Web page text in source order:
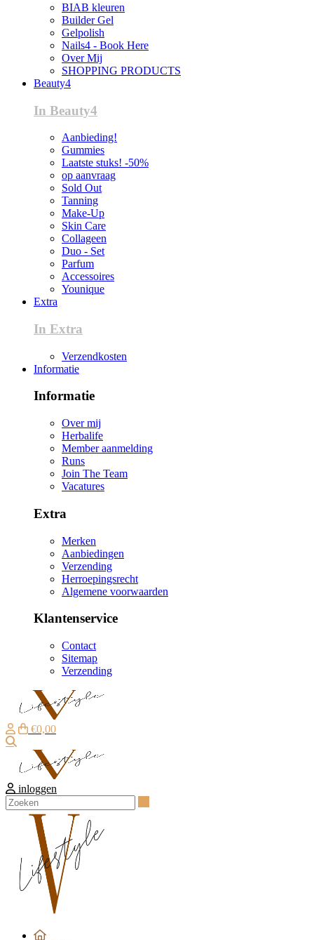
BIAB kleuren
Builder Gel
Gelpolish
Nails4 - Book Here
Over Mij
SHOPPING PRODUCTS
Beauty4
In Beauty4
Aanbieding!
Gummies
Laatste stuks! -50%
op aanvraag
Sold Out
Tanning
Make-Up
Skin Care
Collageen
Duo - Set
Parfum
Accessoires
Younique
Extra
In Extra
Verzendkosten
Informatie
Informatie
Over mij
Herbalife
Member aanmelding
Runs
Join The Team
Vacatures
Extra
Merken
Aanbiedingen
Verzending
Herroepingsrecht
Algemene voorwaarden
Klantenservice
Contact
Sitemap
Verzending
€0,00
inloggen